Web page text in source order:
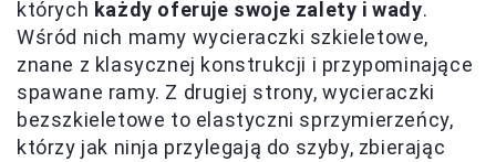
których każdy oferuje swoje zalety i wady.
Wśród nich mamy wycieraczki szkieletowe,
znane z klasycznej konstrukcji i przypominające
spawane ramy. Z drugiej strony, wycieraczki
bezszkieletowe to elastyczni sprzymierzeńcy,
którzy jak ninja przylegają do szyby, zbierając